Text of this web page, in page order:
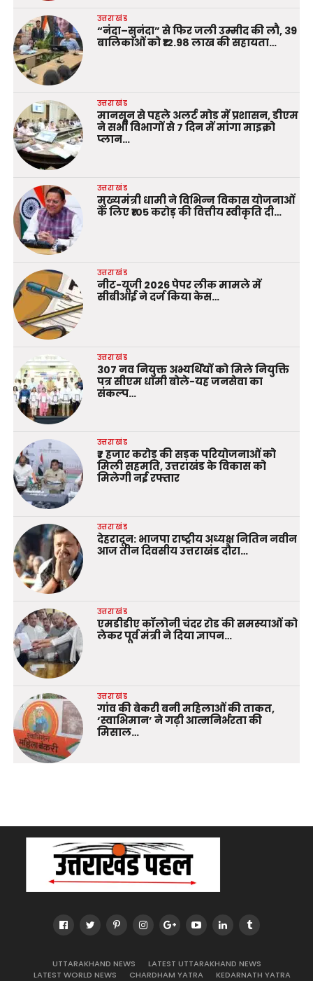
उत्तराखंड
“नंदा–सुनंदा” से फिर जली उम्मीद की लौ, 39
बालिकाओं को ₹12.98 लाख की सहायता…
उत्तराखंड
मानसून से पहले अलर्ट मोड में प्रशासन, डीएम
ने सभी विभागों से 7 दिन में मांगा माइक्रो
प्लान…
उत्तराखंड
मुख्यमंत्री धामी ने विभिन्न विकास योजनाओं
के लिए ₹105 करोड़ की वित्तीय स्वीकृति दी…
उत्तराखंड
नीट-यूजी 2026 पेपर लीक मामले में
सीबीआई ने दर्ज किया केस…
उत्तराखंड
307 नव नियुक्त अभ्यर्थियों को मिले नियुक्ति
पत्र सीएम धामी बोले-यह जनसेवा का
संकल्प…
उत्तराखंड
₹7 हजार करोड़ की सड़क परियोजनाओं को
मिली सहमति, उत्तराखंड के विकास को
मिलेगी नई रफ्तार
उत्तराखंड
देहरादून: भाजपा राष्ट्रीय अध्यक्ष नितिन नवीन
आज तीन दिवसीय उत्तराखंड दौरा…
उत्तराखंड
एमडीडीए कॉलोनी चंदर रोड की समस्याओं को
लेकर पूर्व मंत्री ने दिया ज्ञापन…
उत्तराखंड
गांव की बेकरी बनी महिलाओं की ताकत,
‘स्वाभिमान’ ने गढ़ी आत्मनिर्भरता की
मिसाल…
UTTARAKHAND NEWS
LATEST UTTARAKHAND NEWS
LATEST WORLD NEWS
CHARDHAM YATRA
KEDARNATH YATRA